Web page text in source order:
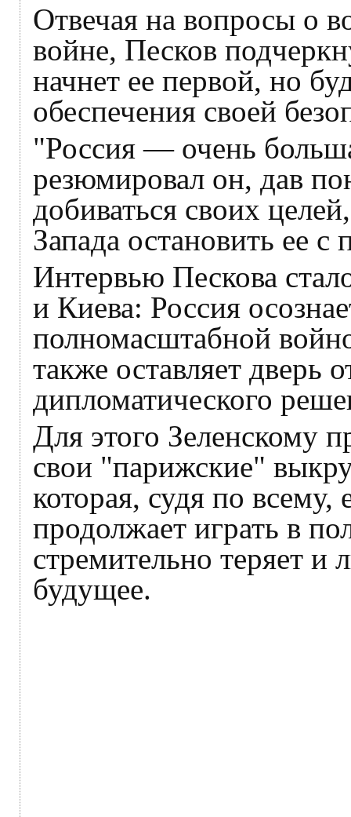
Отвечая на вопросы о
войне, Песков
начнет ее первой, но
обеспечения своей
"Россия — очень
резюмировал он, дав
добиваться своих
Запада остановить ее
Интервью Пескова
и Киева: Россия
полномасштабной
также оставляет дверь
дипломатического
Для этого Зеленскому
свои "парижские"
которая, судя по
продолжает играть в
стремительно теряет и
будущее.​